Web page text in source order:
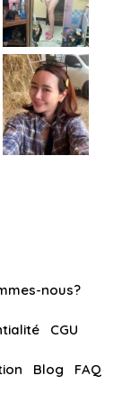
nous?
CGU
Blog FAQ